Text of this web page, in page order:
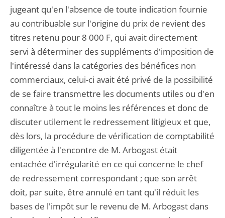
jugeant qu'en l'absence de toute indication fournie
au contribuable sur l'origine du prix de revient des
titres retenu pour 8 000 F, qui avait directement
servi à déterminer des suppléments d'imposition de
l'intéressé dans la catégories des bénéfices non
commerciaux, celui-ci avait été privé de la possibilité
de se faire transmettre les documents utiles ou d'en
connaître à tout le moins les références et donc de
discuter utilement le redressement litigieux et que,
dès lors, la procédure de vérification de comptabilité
diligentée à l'encontre de M. Arbogast était
entachée d'irrégularité en ce qui concerne le chef
de redressement correspondant ; que son arrêt
doit, par suite, être annulé en tant qu'il réduit les
bases de l'impôt sur le revenu de M. Arbogast dans